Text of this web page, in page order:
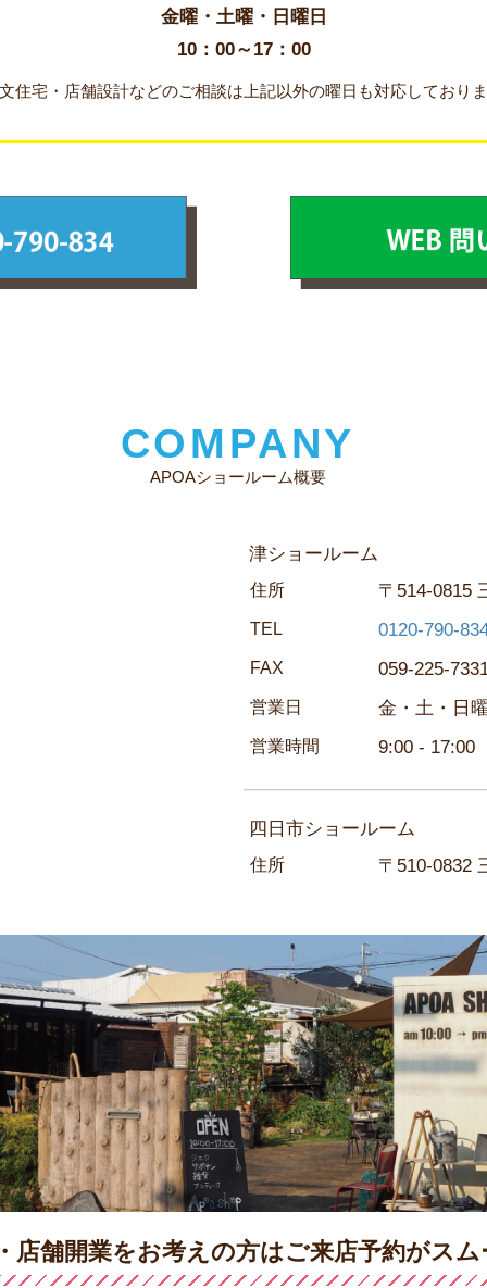
金曜・土曜・日曜日
10：00～17：00
住宅・店舗設計などのご相談は上記以外の曜日も対応しており
COMPANY
APOAショールーム概要
津ショールーム
住所 〒514-0815
TEL 0120-790-
FAX 059-225-
営業日 金・土・日
営業時間 9:00 - 17:00
四日市ショールーム
住所 〒510-0832
店舗開業をお考えの方はご来店予約がス